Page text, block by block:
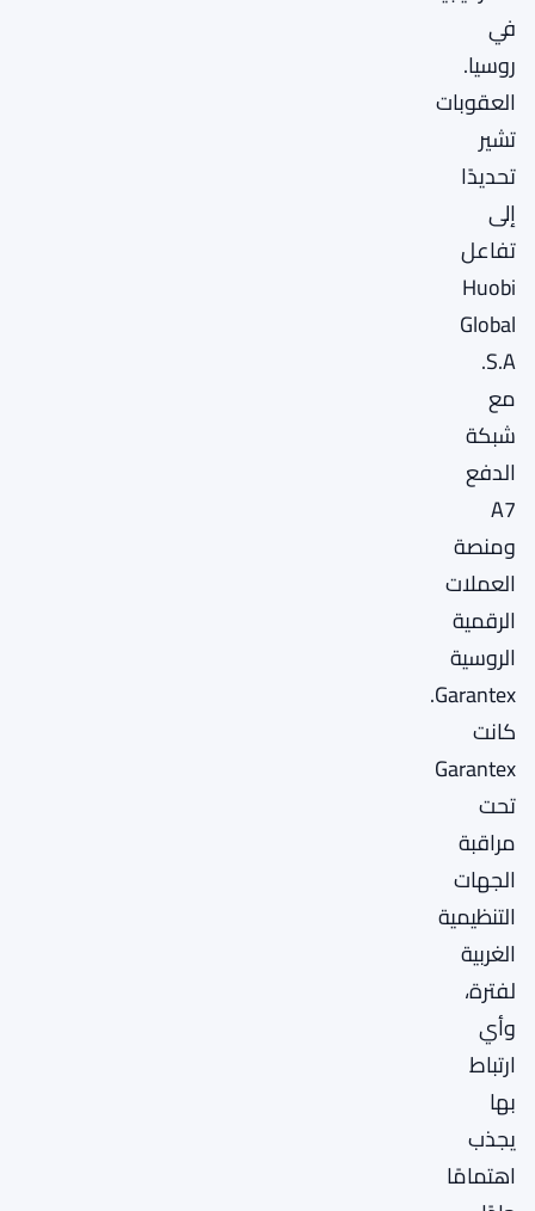
في
روسيا.
العقوبات
تشير
تحديدًا
إلى
تفاعل
Huobi
Global
S.A.
مع
شبكة
الدفع
A7
ومنصة
العملات
الرقمية
الروسية
Garantex.
كانت
Garantex
تحت
مراقبة
الجهات
التنظيمية
الغربية
لفترة،
وأي
ارتباط
بها
يجذب
اهتمامًا